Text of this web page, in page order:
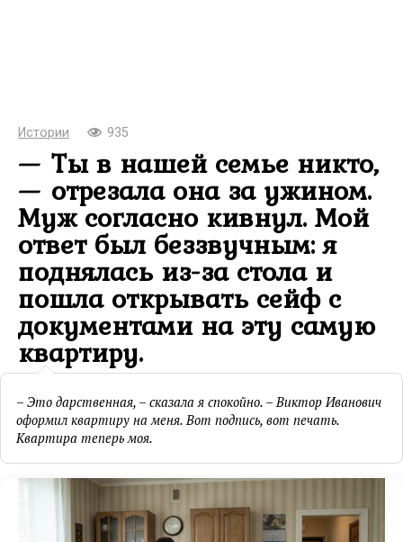
Истории 935
— Ты в нашей семье никто,
— отрезала она за ужином.
Муж согласно кивнул. Мой
ответ был беззвучным: я
поднялась из-за стола и
пошла открывать сейф с
документами на эту самую
квартиру.
– Это дарственная, – сказала я спокойно. – Виктор Иванович
оформил квартиру на меня. Вот подпись, вот печать.
Квартира теперь моя.